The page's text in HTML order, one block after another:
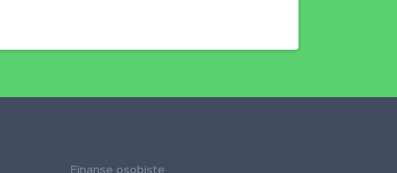
Finanse osobiste